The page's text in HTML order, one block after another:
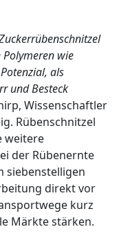
wie
als
und Besteck
Wissenschaftler
Rübenschnitzel
weitere
der Rübenernte
siebenstelligen
direkt vor
kurz
Märkte stärken.